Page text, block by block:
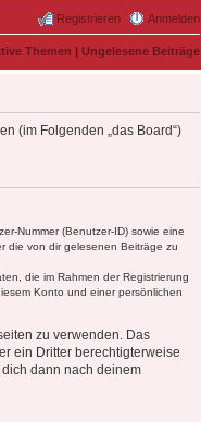
Anmelden
Registrieren
Themen | Ungelesene Beiträge
(im Folgenden „das Board“)
Nummer (Benutzer-ID) sowie eine
die von dir gelesenen Beiträge zu
die im Rahmen der Registrierung
Konto und einer persönlichen
zu verwenden. Das
ein Dritter berechtigterweise
dann nach deinem